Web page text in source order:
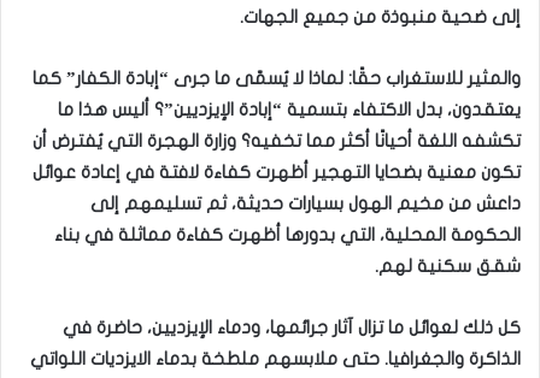
إلى ضحية منبوذة من جميع الجهات.
والمثير للاستغراب حقًا: لماذا لا يُسمّى ما جرى “إبادة الكفار” كما
يعتقدون، بدل الاكتفاء بتسمية “إبادة الإيزديين”؟ أليس هذا ما
تكشفه اللغة أحيانًا أكثر مما تخفيه؟ وزارة الهجرة التي يُفترض أن
تكون معنية بضحايا التهجير أظهرت كفاءة لافتة في إعادة عوائل
داعش من مخيم الهول بسيارات حديثة، ثم تسليمهم إلى
الحكومة المحلية، التي بدورها أظهرت كفاءة مماثلة في بناء
شقق سكنية لهم.
كل ذلك لعوائل ما تزال آثار جرائمها، ودماء الإيزديين، حاضرة في
الذاكرة والجغرافيا. حتى ملابسهم ملطخة بدماء الايزديات اللواتي